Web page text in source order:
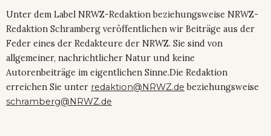
Unter dem Label NRWZ-Redaktion beziehungsweise NRWZ-
Redaktion Schramberg veröffentlichen wir Beiträge aus der
Feder eines der Redakteure der NRWZ. Sie sind von
allgemeiner, nachrichtlicher Natur und keine
Autorenbeiträge im eigentlichen Sinne.Die Redaktion
erreichen Sie unter redaktion@NRWZ.de beziehungsweise
schramberg@NRWZ.de